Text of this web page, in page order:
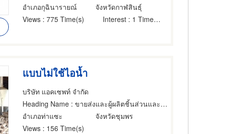
อำเภอกุฉินารายณ์
จังหวัดกาฬสินธุ์
Views : 775 Time(s) Interest : 1 Time(s)
แบบไม่ใช้ไอน้ำ
บริษัท แอคเซพท์ จำกัด
Heading Name : ขายส่งและผู้ผลิตชิ้นส่วนและอะไหล่เครื่องจักรกล
อำเภอท่าแซะ
จังหวัดชุมพร
Views : 156 Time(s)